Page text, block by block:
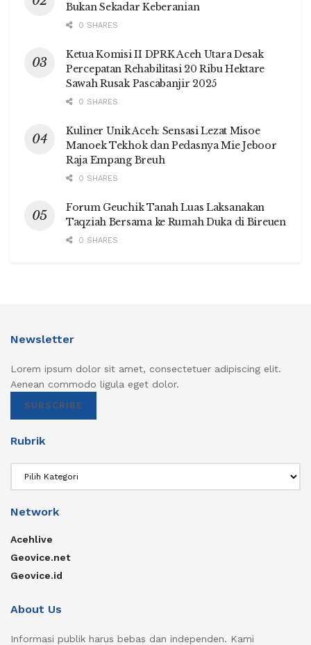
Bukan Sekadar Keberanian
0 SHARES
Ketua Komisi II DPRK Aceh Utara Desak
Percepatan Rehabilitasi 20 Ribu Hektare
Sawah Rusak Pascabanjir 2025
0 SHARES
Kuliner Unik Aceh: Sensasi Lezat Misoe
Manoek Tekhok dan Pedasnya Mie Jeboor
Raja Empang Breuh
0 SHARES
Forum Geuchik Tanah Luas Laksanakan
Taqziah Bersama ke Rumah Duka di Bireuen
0 SHARES
Newsletter
Lorem ipsum dolor sit amet, consectetuer adipiscing elit.
Aenean commodo ligula eget dolor.
SUBSCRIBE
Rubrik
Network
Acehlive
Geovice.net
Geovice.id
About Us
Informasi publik harus bebas dan independen. Kami